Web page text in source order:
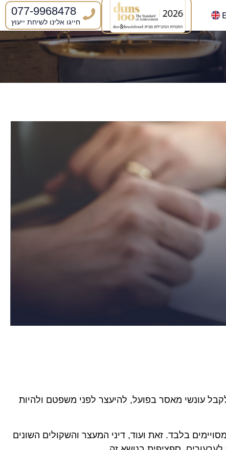
077-9968478
חייגו אלינו לשיחת ייעוץ
עונשי מאסר בפועל, להיעצר לפני משפטם ולהיות
בלבד. זאת ועוד, דיני המעצר והשקולים השונים